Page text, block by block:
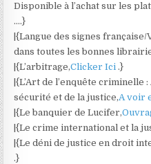
Disponible à l’achat sur les
….}
|{Langue des signes française/
dans toutes les bonnes
|{L’arbitrage,Clicker Ici.}
|{L’Art de l’enquête criminelle
sécurité et de la justice,A voir
|{Le banquier de Lucifer,
|{Le crime international et la
|{Le déni de justice en droit
.}